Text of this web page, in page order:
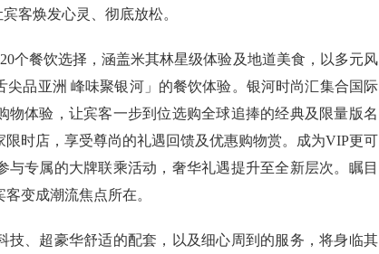
客焕发心灵、彻底放松。
个餐饮选择，涵盖米其林星级体验及地道美食，以多元风
尖品亚洲 峰味聚银河」的餐饮体验。银河时尚汇集合国际
物体验，让宾客一步到位选购全球追捧的经典及限量版名
时店，享受尊尚的礼遇回馈及优惠购物赏。成为VIP更可
与专属的大牌联乘活动，奢华礼遇提升至全新层次。瞩目
变成潮流焦点所在。
技、超豪华舒适的配套，以及细心周到的服务，将身临其